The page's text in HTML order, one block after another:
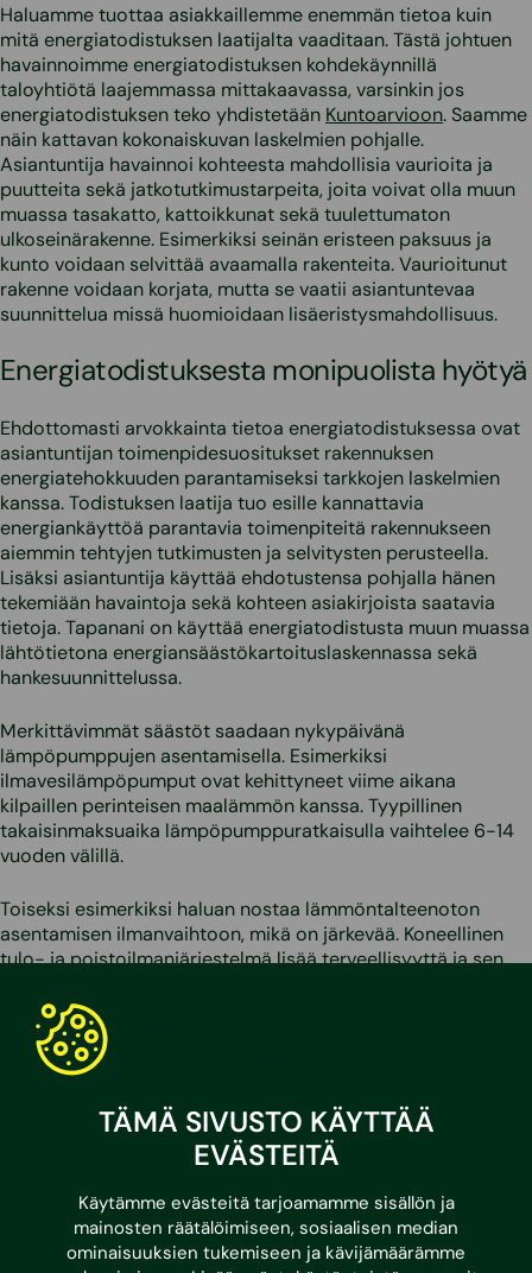
TÄMÄ SIVUSTO KÄYTTÄÄ
EVÄSTEITÄ
Käytämme evästeitä tarjoamamme sisällön ja
mainosten räätälöimiseen, sosiaalisen median
ominaisuuksien tukemiseen ja kävijämäärämme
Haluamme tuottaa asiakkaillemme enemmän tietoa kuin
mitä energiatodistuksen laatijalta vaaditaan. Tästä johtuen
havainnoimme energiatodistuksen kohdekäynnillä
taloyhtiötä laajemmassa mittakaavassa, varsinkin jos
energiatodistuksen teko yhdistetään Kuntoarvioon. Saamme
näin kattavan kokonaiskuvan laskelmien pohjalle.
Asiantuntija havainnoi kohteesta mahdollisia vaurioita ja
puutteita sekä jatkotutkimustarpeita, joita voivat olla muun
muassa tasakatto, kattoikkunat sekä tuulettumaton
ulkoseinärakenne. Esimerkiksi seinän eristeen paksuus ja
kunto voidaan selvittää avaamalla rakenteita. Vaurioitunut
rakenne voidaan korjata, mutta se vaatii asiantuntevaa
suunnittelua missä huomioidaan lisäeristysmahdollisuus.
Energiatodistuksesta monipuolista hyötyä
Ehdottomasti arvokkainta tietoa energiatodistuksessa ovat
asiantuntijan toimenpidesuositukset rakennuksen
energiatehokkuuden parantamiseksi tarkkojen laskelmien
kanssa. Todistuksen laatija tuo esille kannattavia
energiankäyttöä parantavia toimenpiteitä rakennukseen
aiemmin tehtyjen tutkimusten ja selvitysten perusteella.
Lisäksi asiantuntija käyttää ehdotustensa pohjalla hänen
tekemiään havaintoja sekä kohteen asiakirjoista saatavia
tietoja. Tapanani on käyttää energiatodistusta muun muassa
lähtötietona energiansäästökartoituslaskennassa sekä
hankesuunnittelussa.
Merkittävimmät säästöt saadaan nykypäivänä
lämpöpumppujen asentamisella. Esimerkiksi
ilmavesilämpöpumput ovat kehittyneet viime aikana
kilpaillen perinteisen maalämmön kanssa. Tyypillinen
takaisinmaksuaika lämpöpumppuratkaisulla vaihtelee 6-14
vuoden välillä.
Toiseksi esimerkiksi haluan nostaa lämmöntalteenoton
asentamisen ilmanvaihtoon, mikä on järkevää. Koneellinen
tulo- ja poistoilmanjärjestelmä lisää terveellisyyttä ja sen
tienoille. Vaikka kustannuksien takaisinmaksuaika menee yli
10 vuoteen, koneellinen tulo- ja poistojärjestelmä tuo
taloudellista säästöä asiakkaalle heti.
Liittyvät palvelut
Energiatodistus
Lue myös: